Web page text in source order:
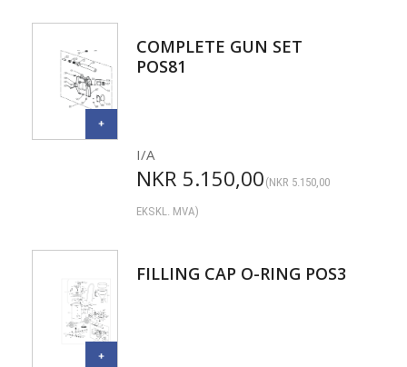
COMPLETE GUN SET
POS81
I/A
NKR 5.150,00 (NKR 5.150,00
EKSKL. MVA)
FILLING CAP O-RING POS3